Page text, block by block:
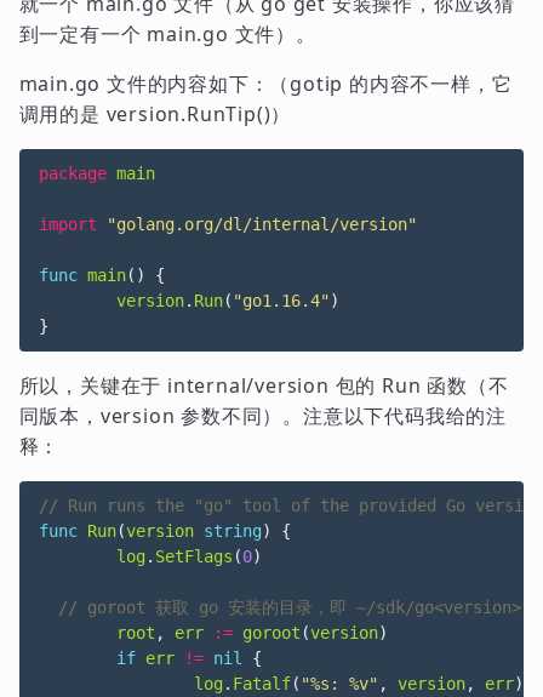
到一定有一个 main.go 文件）。
main.go 文件的内容如下：（gotip 的内容不一样，它
调用的是 version.RunTip()）
package main
import "golang.org/dl/internal/version"
func main()
{
version. Run( "go1.16.4" )
}
所以，关键在于 internal/version 包的 Run 函数（不
同版本，version 参数不同）。注意以下代码我给的注
释：
func Run(version string)
{
log . SetFlags (0)
// goroot 获取 go 安装的目录，即 ~/sdk/go<version>
root , err := goroot (version)
if err != nil
{
log . Fatalf( "%s: %v" , version, err)